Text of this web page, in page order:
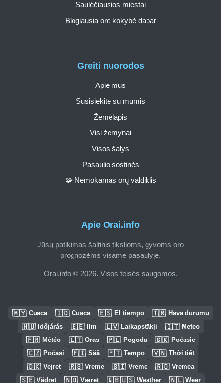
Apie Orai.info
Jūsų patikimas šaltinis tikslioms, gyvoms oro
prognozėms visame pasaulyje.
Orai.info © 2026. Visos teisės saugomos.
Greiti nuorodos
Apie mus
Susisiekite su mumis
Žemėlapis
Visi žemynai
Visos šalys
Pasaulio sostinės
🧩 Nemokamas orų valdiklis
Saulėčiausios miestai
Blogiausia oro kokybė dabar
🇲🇾 Cuaca 🇮🇩 Cuaca 🇪🇸 El tiempo 🇹🇷 Hava durumu
🇭🇺 Időjárás 🇪🇪 Ilm 🇱🇻 Laikapstākļi 🇮🇹 Meteo
🇫🇷 Météo 🇱🇹 Oras 🇵🇱 Pogoda 🇸🇰 Počasie
🇨🇿 Počasí 🇫🇮 Sää 🇵🇹 Tempo 🇻🇳 Thời tiết
🇩🇰 Vejret 🇷🇸 Vreme 🇸🇮 Vreme 🇷🇴 Vremea
🇸🇪 Vädret 🇳🇴 Været 🇬🇧🇺🇸 Weather 🇳🇱 Weer